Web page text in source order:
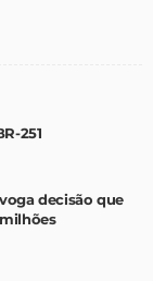
251
decisão que